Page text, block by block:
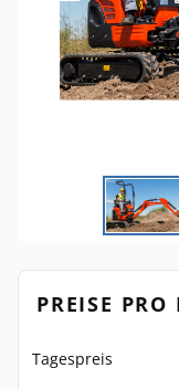
PREISE PRO
Tagespreis